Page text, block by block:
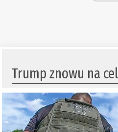
Trump znowu na